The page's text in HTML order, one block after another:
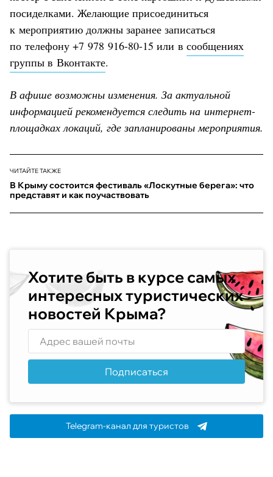
посиделками. Желающие присоединиться
к мероприятию должны заранее записаться
по телефону +7 978 916-80-15 или в сообщениях
группы в Вконтакте.
В афише возможны изменения. За актуальной
информацией рекомендуется следить на интернет-
площадках локаций, где запланированы мероприятия.
ЧИТАЙТЕ ТАКЖЕ
В Крыму состоится фестиваль «Лоскутные берега»: что
представят и как поучаствовать
Хотите быть в курсе самых
интересных туристических
новостей Крыма?
Подписаться
Telegram-канал для туристов